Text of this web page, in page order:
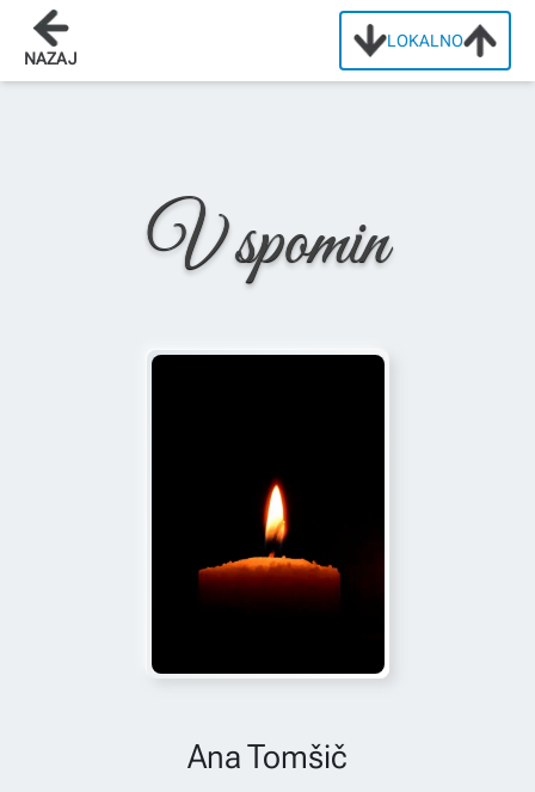
LOKALNO
NAZAJ
Domov
V spomin
Ana Tomšič